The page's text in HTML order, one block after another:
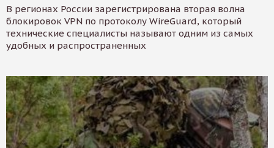
В регионах России зарегистрирована вторая волна
блокировок VPN по протоколу WireGuard, который
технические специалисты называют одним из самых
удобных и распространенных